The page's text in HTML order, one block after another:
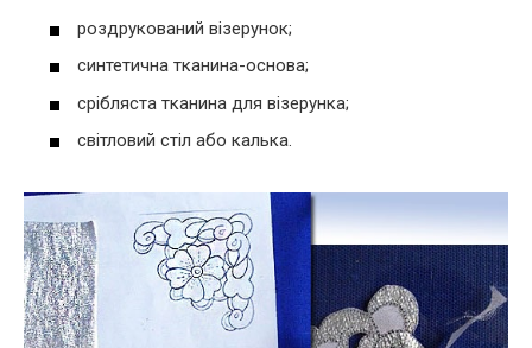
роздрукований візерунок;
синтетична тканина-основа;
срібляста тканина для візерунка;
світловий стіл або калька.